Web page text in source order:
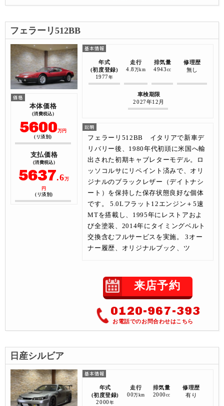
フェラーリ512BB
本体価格
(消費税込)
5600万円
(リ済別)
支払価格
(消費税込)
5637.6万
円
(リ済別)
年式
(初度登録)
1977年
走行
4.8 万km
排気量
4943 cc
修理歴
無し
車検期限
2027年12月
フェラーリ512BB イタリアで新車デ
リバリー後、1980年代初頭に米国へ輸
出された初期キャブレターモデル。ロ
ッソコルサにリペイント済みで、オリ
ジナルのブラックレザー（デイトナシ
ート）を保持した保存状態良好な個体
です。 5.0Lフラット12エンジン＋5速
MTを搭載し、1995年にレストアおよ
び全塗装、2014年にタイミングベルト
交換含むフルサービスを実施。 3オー
ナー履歴、オリジナルブック、ツ
来店予約
0120-967-393
お電話でのお問合わせはこちら
日産シルビア
年式
(初度登録)
2000 年
走行
00万km
排気量
2000 cc
修理歴
有り